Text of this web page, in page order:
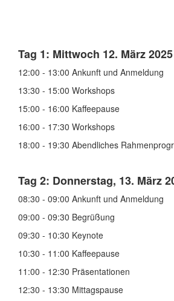
Tag 1: Mittwoch 12. März 2025
12:00 - 13:00 Ankunft und Anmeldung
13:30 - 15:00 Workshops
15:00 - 16:00 Kaffeepause
16:00 - 17:30 Workshops
18:00 - 19:30 Abendliches
Tag 2: Donnerstag, 13. März
08:30 - 09:00 Ankunft und Anmeldung
09:00 - 09:30 Begrüßung
09:30 - 10:30 Keynote
10:30 - 11:00 Kaffeepause
11:00 - 12:30 Präsentationen
12:30 - 13:30 Mittagspause